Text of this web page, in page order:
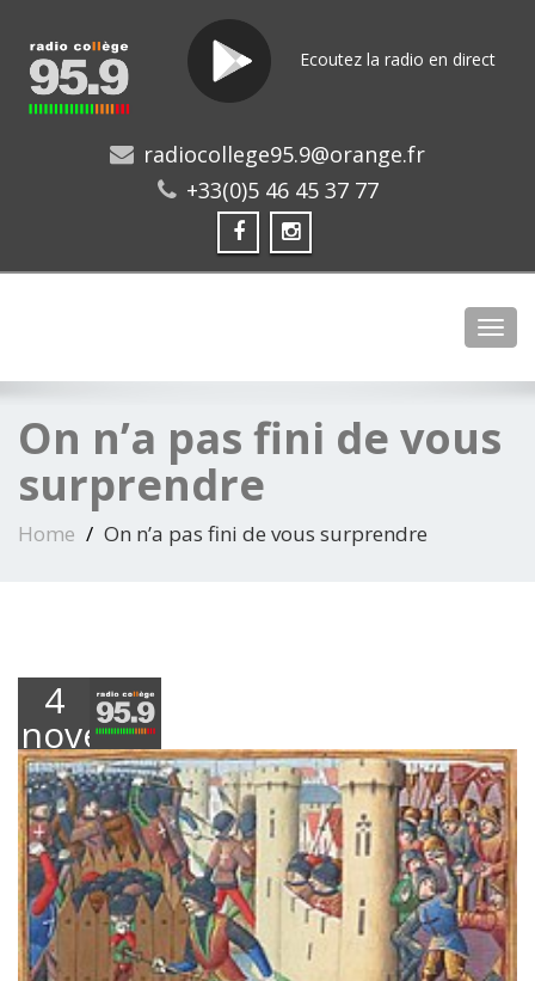
Ecoutez la radio en direct
radiocollege95.9@orange.fr
+33(0)5 46 45 37 77
On n’a pas fini de vous
surprendre
Home On n’a pas fini de vous surprendre
4
novembre
2022